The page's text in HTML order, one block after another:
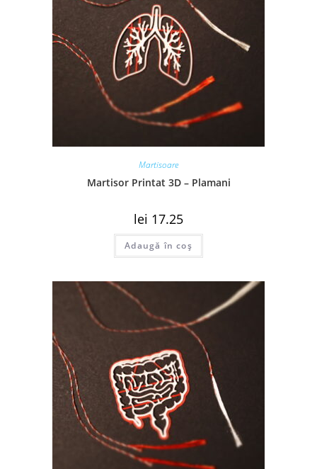
Martisoare
Martisor Printat 3D – Plamani
lei 17.25
Adaugă în coș